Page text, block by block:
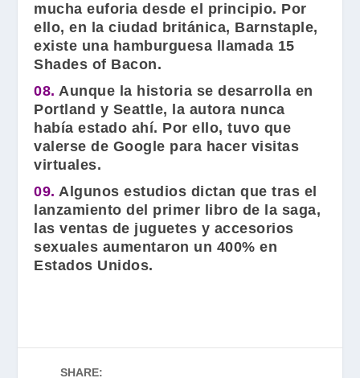
mucha euforia desde el principio. Por
ello, en la ciudad británica, Barnstaple,
existe una hamburguesa llamada 15
Shades of Bacon.
08. Aunque la historia se desarrolla en
Portland y Seattle, la autora nunca
había estado ahí. Por ello, tuvo que
valerse de Google para hacer visitas
virtuales.
09. Algunos estudios dictan que tras el
lanzamiento del primer libro de la saga,
las ventas de juguetes y accesorios
sexuales aumentaron un 400% en
Estados Unidos.
SHARE: